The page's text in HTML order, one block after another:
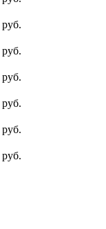
руб.
руб.
руб.
руб.
руб.
руб.